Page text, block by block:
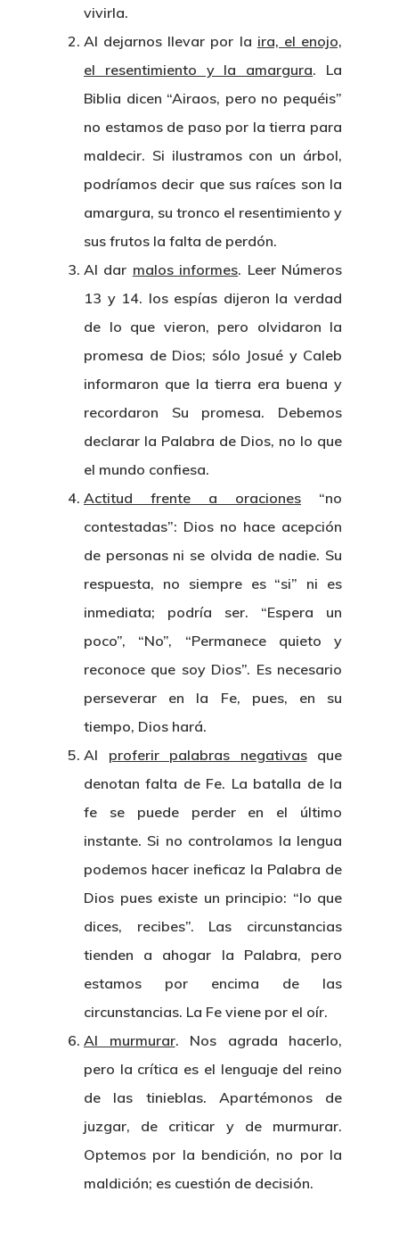
vivirla.
Al dejarnos llevar por la ira, el enojo,
el resentimiento y la amargura. La
Biblia dicen “Airaos, pero no pequéis”
no estamos de paso por la tierra para
maldecir. Si ilustramos con un árbol,
podríamos decir que sus raíces son la
amargura, su tronco el resentimiento y
sus frutos la falta de perdón.
Al dar malos informes. Leer Números
13 y 14. los espías dijeron la verdad
de lo que vieron, pero olvidaron la
promesa de Dios; sólo Josué y Caleb
informaron que la tierra era buena y
recordaron Su promesa. Debemos
declarar la Palabra de Dios, no lo que
el mundo confiesa.
Actitud frente a oraciones “no
contestadas”: Dios no hace acepción
de personas ni se olvida de nadie. Su
respuesta, no siempre es “si” ni es
inmediata; podría ser. “Espera un
poco”, “No”, “Permanece quieto y
reconoce que soy Dios”. Es necesario
perseverar en la Fe, pues, en su
tiempo, Dios hará.
Al proferir palabras negativasque
denotan falta de Fe. La batalla de la
fe se puede perder en el último
instante. Si no controlamos la lengua
podemos hacer ineficaz la Palabra de
Dios pues existe un principio: “lo que
dices, recibes”. Las circunstancias
tienden a ahogar la Palabra, pero
estamos por encima de las
circunstancias. La Fe viene por el oír.
Al murmurar. Nos agrada hacerlo,
pero la crítica es el lenguaje del reino
de las tinieblas. Apartémonos de
juzgar, de criticar y de murmurar.
Optemos por la bendición, no por la
maldición; es cuestión de decisión.